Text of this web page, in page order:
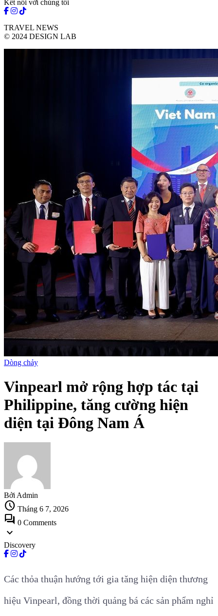
Kết nối với chúng tôi
TRAVEL NEWS
© 2024 DESIGN LAB
Dòng chảy
Vinpearl mở rộng hợp tác tại
Philippine, tăng cường hiện
diện tại Đông Nam Á
Bởi Admin
schedule Tháng 6 7, 2026
forum 0 Comments
expand_more
Discovery
Các thỏa thuận hướng tới gia tăng hiện diện thương
hiệu Vinpearl, đồng thời quảng bá các sản phẩm nghỉ